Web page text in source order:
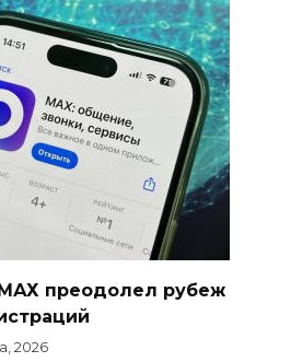
преодолел рубеж
2026